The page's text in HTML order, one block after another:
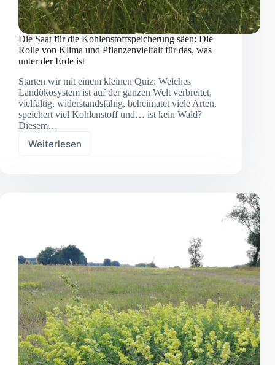
Die Saat für die Kohlenstoffspeicherung säen: Die
Rolle von Klima und Pflanzenvielfalt für das, was
unter der Erde ist
Starten wir mit einem kleinen Quiz: Welches
Landökosystem ist auf der ganzen Welt verbreitet,
vielfältig, widerstandsfähig, beheimatet viele Arten,
speichert viel Kohlenstoff und… ist kein Wald?
Diesem…
Weiterlesen
Die
von
Klima
und
Pflanzenvielfalt
für
das,
was
unter
der
Erde
ist